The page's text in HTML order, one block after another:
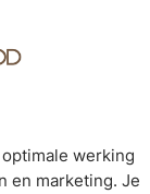
werking
en marketing. Je